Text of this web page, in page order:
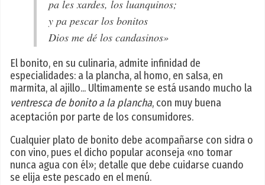
pa les xardes, los luanquinos;
y pa pescar los bonitos
Dios me dé los candasinos»
El bonito, en su culinaria, admite infinidad de
especialidades: a la plancha, al homo, en salsa, en
marmita, al ajillo... Ultimamente se está usando mucho la
ventresca de bonito a la plancha, con muy buena
aceptación por parte de los consumidores.
Cualquier plato de bonito debe acompañarse con sidra o
con vino, pues el dicho popular aconseja «no tomar
nunca agua con él»; detalle que debe cuidarse cuando
se elija este pescado en el menú.